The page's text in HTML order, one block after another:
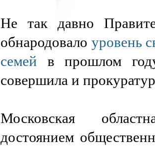
Не так давно
обнародовало уровень
семей в прошлом
совершила и
Московская
достоянием